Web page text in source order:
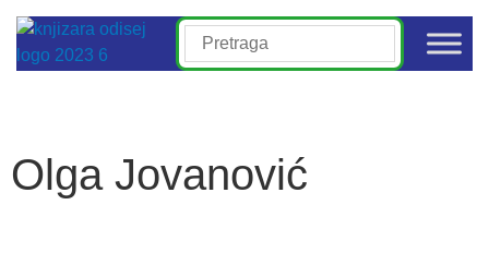
Olga Jovanović